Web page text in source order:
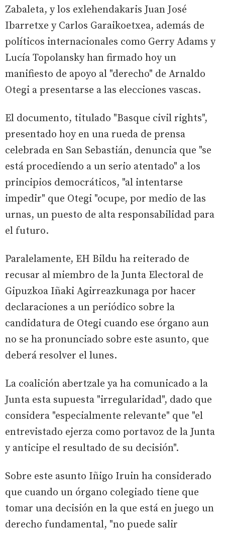
Zabaleta, y los exlehendakaris Juan José
Ibarretxe y Carlos Garaikoetxea, además de
políticos internacionales como Gerry Adams y
Lucía Topolansky han firmado hoy un
manifiesto de apoyo al "derecho" de Arnaldo
Otegi a presentarse a las elecciones vascas.
El documento, titulado "Basque civil rights",
presentado hoy en una rueda de prensa
celebrada en San Sebastián, denuncia que "se
está procediendo a un serio atentado" a los
principios democráticos, "al intentarse
impedir" que Otegi "ocupe, por medio de las
urnas, un puesto de alta responsabilidad para
el futuro.
Paralelamente, EH Bildu ha reiterado de
recusar al miembro de la Junta Electoral de
Gipuzkoa Iñaki Agirreazkunaga por hacer
declaraciones a un periódico sobre la
candidatura de Otegi cuando ese órgano aun
no se ha pronunciado sobre este asunto, que
deberá resolver el lunes.
La coalición abertzale ya ha comunicado a la
Junta esta supuesta "irregularidad", dado que
considera "especialmente relevante" que "el
entrevistado ejerza como portavoz de la Junta
y anticipe el resultado de su decisión".
Sobre este asunto Iñigo Iruin ha considerado
que cuando un órgano colegiado tiene que
tomar una decisión en la que está en juego un
derecho fundamental, "no puede salir